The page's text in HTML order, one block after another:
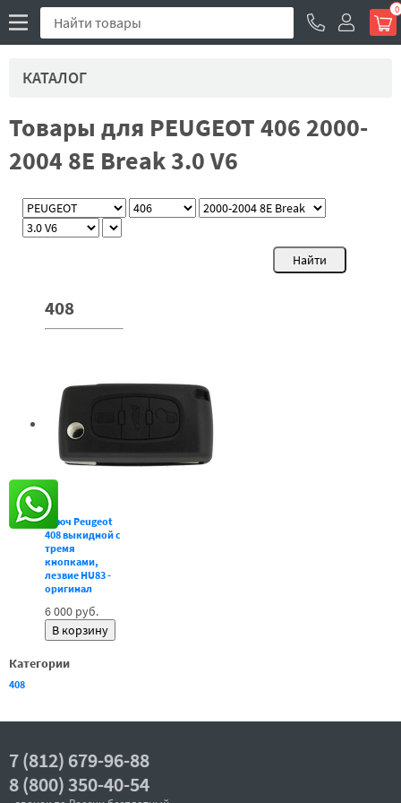
0
КАТАЛОГ
Товары для PEUGEOT 406 2000-
2004 8E Break 3.0 V6
408
Ключ Peugeot
408 выкидной с
тремя
кнопками,
лезвие HU83 -
оригинал
6 000 руб.
Категории
408
7 (812) 679-96-88
8 (800) 350-40-54